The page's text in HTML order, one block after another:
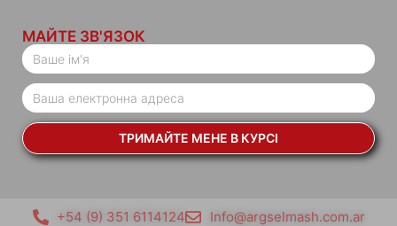
МАЙТЕ ЗВ'ЯЗОК
ТРИМАЙТЕ МЕНЕ В КУРСІ
+54 (9) 351 6114124
Info@argselmash.com.ar